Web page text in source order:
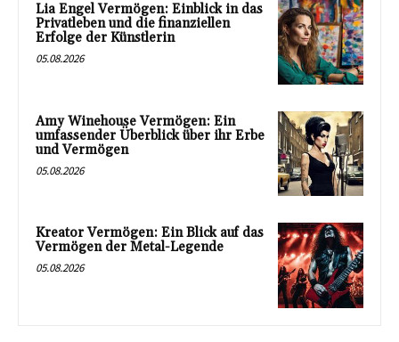
Lia Engel Vermögen: Einblick in das
Privatleben und die finanziellen
Erfolge der Künstlerin
05.08.2026
Amy Winehouse Vermögen: Ein
umfassender Überblick über ihr Erbe
und Vermögen
05.08.2026
Kreator Vermögen: Ein Blick auf das
Vermögen der Metal-Legende
05.08.2026